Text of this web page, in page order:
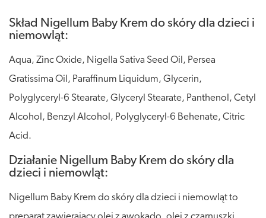
Skład Nigellum Baby Krem do skóry dla dzieci i
niemowląt:
Aqua, Zinc Oxide, Nigella Sativa Seed Oil, Persea
Gratissima Oil, Paraffinum Liquidum, Glycerin,
Polyglyceryl-6 Stearate, Glyceryl Stearate, Panthenol, Cetyl
Alcohol, Benzyl Alcohol, Polyglyceryl-6 Behenate, Citric
Acid.
Działanie Nigellum Baby Krem do skóry dla
dzieci i niemowląt:
Nigellum Baby Krem do skóry dla dzieci i niemowląt to